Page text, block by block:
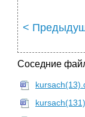
<
Соседние